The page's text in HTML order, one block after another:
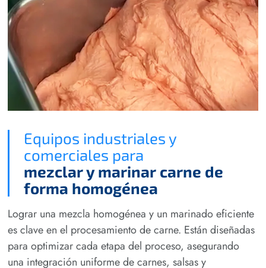
Equipos industriales y
comerciales para
mezclar y marinar carne de
forma homogénea
Lograr una mezcla homogénea y un marinado eficiente
es clave en el procesamiento de carne. Están diseñadas
para optimizar cada etapa del proceso, asegurando
una integración uniforme de carnes, salsas y